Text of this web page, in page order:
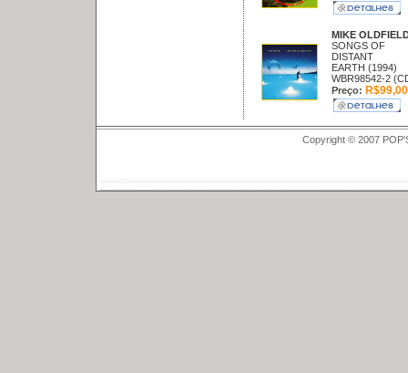
MIKE
SONGS OF
DISTANT
EARTH (1994)
WBR98542-2
Preço: R$99,00
Copyright © 2007